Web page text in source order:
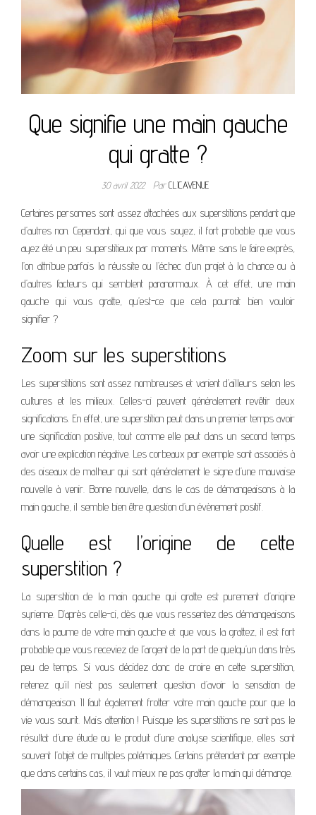
Que signifie une main gauche
qui gratte ?
30 avril 2022 ParCLICAVENUE
Certaines personnes sont assez attachées aux superstitions pendant que
d’autres non. Cependant, qui que vous soyez, il fort probable que vous
ayez été un peu superstitieux par moments. Même sans le faire exprès,
l’on attribue parfois la réussite ou l’échec d’un projet à la chance ou à
d’autres facteurs qui semblent paranormaux. À cet effet, une main
gauche qui vous gratte, qu’est-ce que cela pourrait bien vouloir
signifier ?
Zoom sur les superstitions
Les superstitions sont assez nombreuses et varient d’ailleurs selon les
cultures et les milieux. Celles-ci peuvent généralement revêtir deux
significations. En effet, une superstition peut dans un premier temps avoir
une signification positive, tout comme elle peut dans un second temps
avoir une explication négative. Les corbeaux par exemple sont associés à
des oiseaux de malheur qui sont généralement le signe d’une mauvaise
nouvelle à venir. Bonne nouvelle, dans le cas de démangeaisons à la
main gauche, il semble bien être question d’un évènement positif.
Quelle est l’origine de cette
superstition ?
La superstition de la main gauche qui gratte est purement d’origine
syrienne. D’après celle-ci, dès que vous ressentez des démangeaisons
dans la paume de votre main gauche et que vous la grattez, il est fort
probable que vous receviez de l’argent de la part de quelqu’un dans très
peu de temps. Si vous décidez donc de croire en cette superstition,
retenez qu’il n’est pas seulement question d’avoir la sensation de
démangeaison. Il faut également frotter votre main gauche pour que la
vie vous sourit. Mais attention ! Puisque les superstitions ne sont pas le
résultat d’une étude ou le produit d’une analyse scientifique, elles sont
souvent l’objet de multiples polémiques. Certains prétendent par exemple
que dans certains cas, il vaut mieux ne pas gratter la main qui démange.